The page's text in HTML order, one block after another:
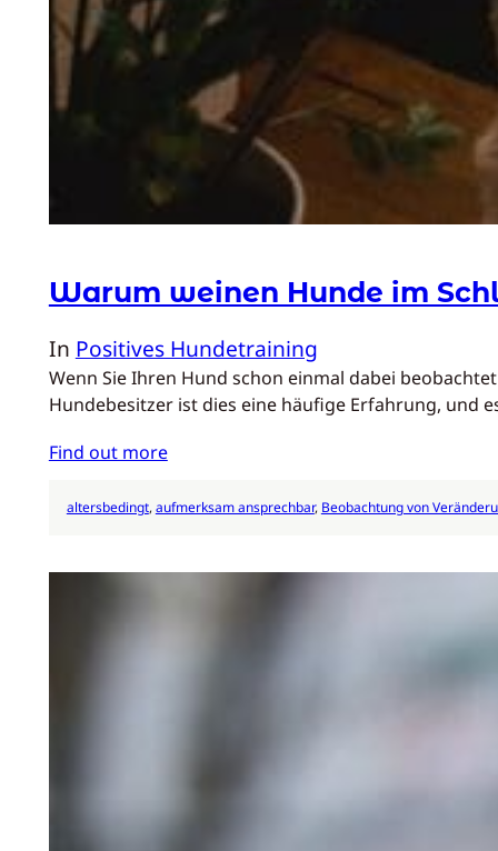
Warum weinen Hunde im
In Positives Hundetraining
Wenn Sie Ihren Hund schon einmal dabei
Hundebesitzer ist dies eine häufige Erfahrung, und
Find out more
altersbedingt, aufmerksam ansprechbar, Beobachtung von